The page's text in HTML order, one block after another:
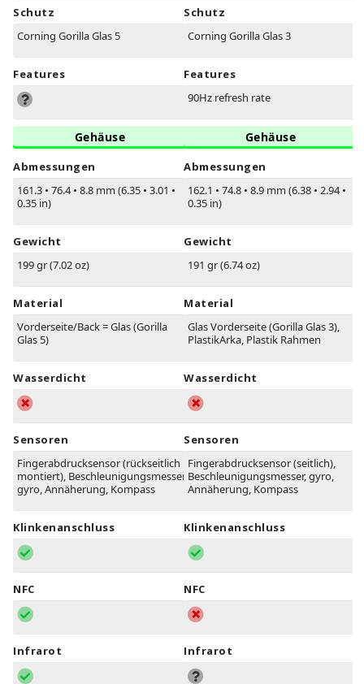
Schutz
Corning Gorilla Glas 5
Features
Gehäuse
Abmessungen
161.3 • 76.4• 8.8 mm (6.35 • 3.01 •
0.35 in)
Gewicht
199 gr (7.02 oz)
Material
Vorderseite/Back = Glas (Gorilla
Glas 5)
Wasserdicht
Sensoren
Fingerabdrucksensor (rückseitlich
montiert), Beschleunigungsmesser,
gyro, Annäherung, Kompass
Klinkenanschluss
NFC
Infrarot
Schutz
Corning Gorilla Glas 3
Features
90Hz refresh rate
Gehäuse
Abmessungen
162.1 • 74.8 • 8.9 mm (6.38 • 2.94•
0.35 in)
Gewicht
191 gr (6.74 oz)
Material
Glas Vorderseite (Gorilla Glas 3),
PlastikArka, Plastik Rahmen
Wasserdicht
Sensoren
Fingerabdrucksensor (seitlich),
Beschleunigungsmesser, gyro,
Annäherung, Kompass
Klinkenanschluss
NFC
Infrarot